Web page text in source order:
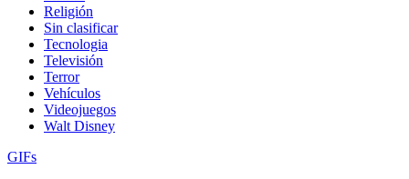
Religión
Sin clasificar
Tecnologia
Televisión
Terror
Vehículos
Videojuegos
Walt Disney
GIFs